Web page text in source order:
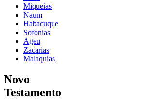
Miqueias
Naum
Habacuque
Sofonias
Ageu
Zacarias
Malaquias
Novo
Testamento